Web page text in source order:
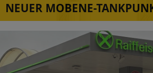
NEUER MOBENE-